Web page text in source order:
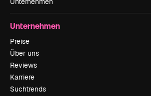
Unternehmen
Preise
Über uns
Reviews
Karriere
Suchtrends